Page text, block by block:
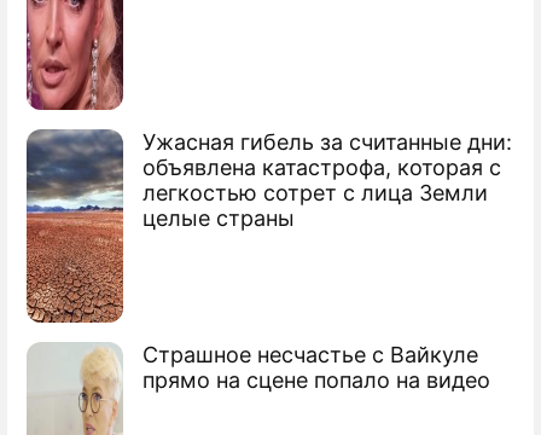
Ужасная гибель за считанные дни:
объявлена катастрофа, которая с
легкостью сотрет с лица Земли
целые страны
Страшное несчастье с Вайкуле
прямо на сцене попало на видео
Венеции
Названа лучшая актриса России
Голливудские двойники русских
актеров